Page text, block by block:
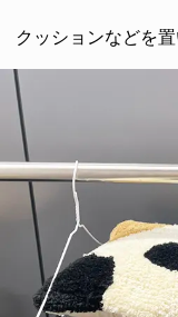
クッションなどを